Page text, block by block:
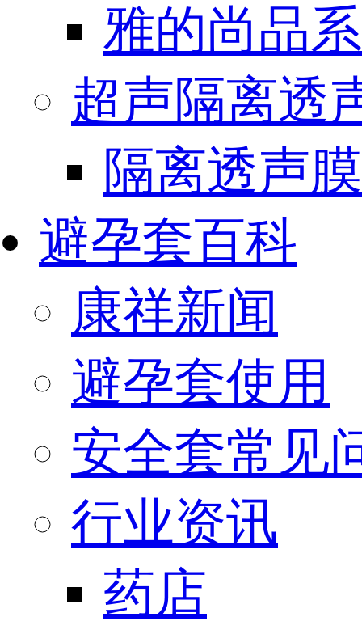
雅的尚品
超声隔离透
隔离透声
避孕套百科
康祥新闻
避孕套使用
安全套常见
行业资讯
药店